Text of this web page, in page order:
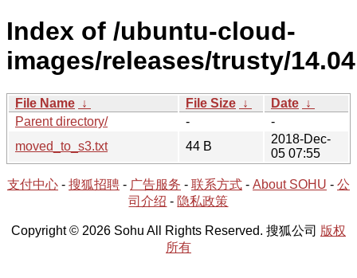
Index of /ubuntu-cloud-
images/releases/trusty/
File Name ↓ File Size ↓ Date ↓
Parent directory/
-
-
moved_to_s3.txt
44 B
2018-Dec-
05 07:55
支付中心 - 搜狐招聘 - 广告服务 - 联系方式 - About SOHU - 公
司介绍 - 隐私政策
Copyright © 2026 Sohu All Rights Reserved. 搜狐公司 版权
所有